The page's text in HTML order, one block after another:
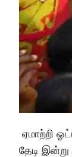
ஏமாற்றி
தேடி